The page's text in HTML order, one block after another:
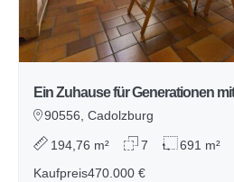
Ein Zuhause für Generationen
90556, Cadolzburg
194,76 m² 7
691 m²
Kaufpreis470.000 €